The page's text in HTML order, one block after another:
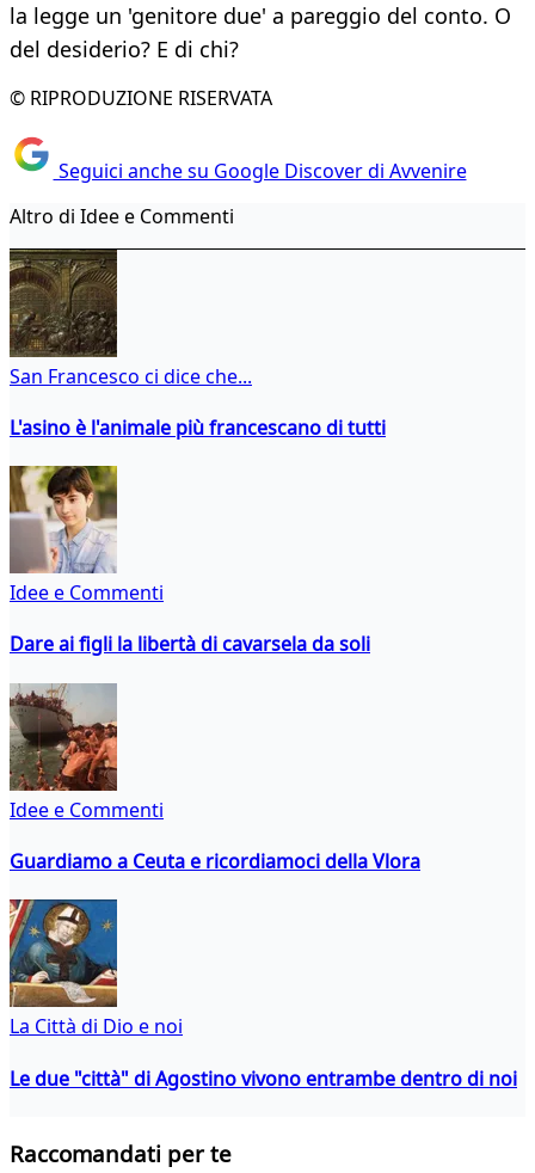
la legge un 'genitore due' a pareggio del conto. O
del desiderio? E di chi?
© RIPRODUZIONE RISERVATA
Seguici anche su Google Discover di Avvenire
Altro di Idee e Commenti
San Francesco ci dice che...
L'asino è l'animale più francescano di tutti
Idee e Commenti
Dare ai figli la libertà di cavarsela da soli
Idee e Commenti
Guardiamo a Ceuta e ricordiamoci della Vlora
La Città di Dio e noi
Le due "città" di Agostino vivono entrambe dentro di noi
Raccomandati per te